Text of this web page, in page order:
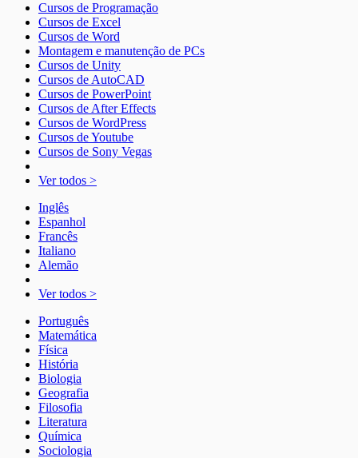
Cursos de Programação
Cursos de Excel
Cursos de Word
Montagem e manutenção de PCs
Cursos de Unity
Cursos de AutoCAD
Cursos de PowerPoint
Cursos de After Effects
Cursos de WordPress
Cursos de Youtube
Cursos de Sony Vegas
Ver todos >
Inglês
Espanhol
Francês
Italiano
Alemão
Ver todos >
Português
Matemática
Física
História
Biologia
Geografia
Filosofia
Literatura
Química
Sociologia